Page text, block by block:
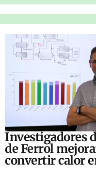
Investigadores
de Ferrol
convertir calor